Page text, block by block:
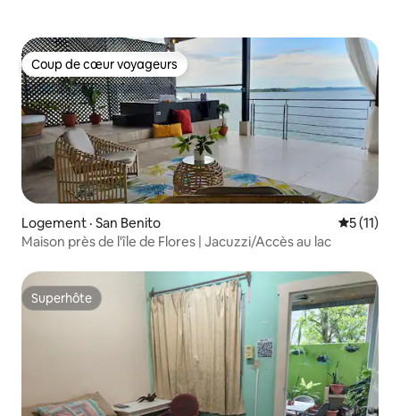
Coup de cœur voyageurs
Coup de cœur voyageurs
Logement · San Benito Note
5 (11)
Maison près de l'île de Flores | Jacuzzi/Accès au lac
Superhôte
Superhôte